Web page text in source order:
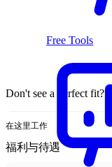
Free Tools
Don't see a perfect fit?
在这里工作
福利与待遇